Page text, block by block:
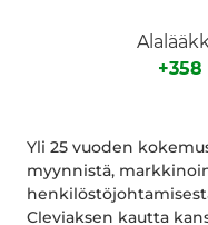
+358
Yli 25 vuoden
myynnistä,
Cleviaksen kautta